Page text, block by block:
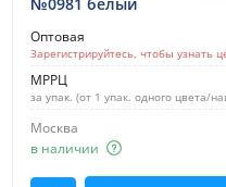
№0981 белый
Оптовая
Зарегистрируйтесь, чтобы узнать
МРРЦ
за упак. (от 1 упак. одного цвета/
Москва
в наличии